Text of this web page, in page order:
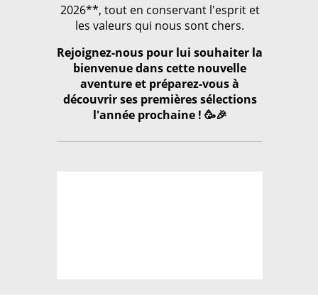
2026**, tout en conservant l'esprit et
les valeurs qui nous sont chers.
Rejoignez-nous pour lui souhaiter la
bienvenue dans cette nouvelle
aventure et préparez-vous à
découvrir ses premières sélections
l'année prochaine ! 🥳🎉